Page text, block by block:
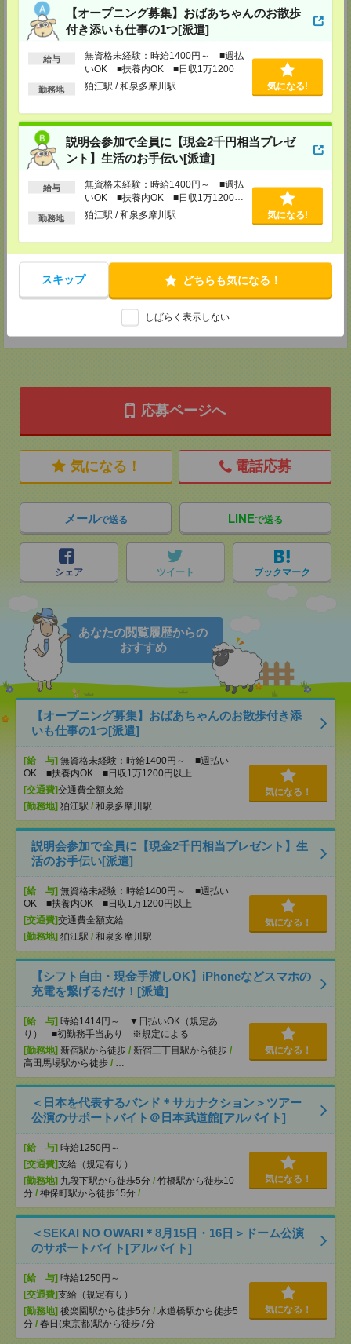
【オープニング募集】おばあちゃんのお散歩
付き添いも仕事の1つ[派遣]
給与
無資格未経験：時給1400円～ ■週払
いOK ■扶養内OK ■日収1万1200円
以上
勤務地 狛江駅 / 和泉多摩川駅 気になる!
説明会参加で全員に【現金2千円相当プレゼ
ント】生活のお手伝い[派遣]
給与
無資格未経験：時給1400円～ ■週払
いOK ■扶養内OK ■日収1万1200円
以上
勤務地 狛江駅 / 和泉多摩川駅 気になる!
スキップ どちらも気になる！
しばらく表示しない
東京都新宿区新宿2-3-10 新宿御苑ビル6階
TEL：0120-457-235
MAIL：tenshoku@nikken-ts.jp
担当：採用担当
メディカルケア事業部 立川事業所
東京都立川市錦町1-12-14
TEL：0120-934-200
メディカルケア事業部 町田オフィス
東京都町田市森野1-7-23 大樹生命町田ビル6F
TEL：0120-453-285
tenshoku@nikken-ts.jp
担当：採用担当
メディカルケア事業部 横浜オフィス
2F B区画
TEL：0120-901-799
MAIL：
tenshoku@nikken-ts.jp
担当：採用担当
登録交通費
★今ならご来社登録でQUOカード2000円分をプレゼント中★
応募ページへ
気になる！ 電話応募
メールで送る LINEで送る
シェア ツイート ブックマーク
あなたの閲覧履歴からの
おすすめ
【オープニング募集】おばあちゃんのお散歩付き添
いも仕事の1つ[派遣]
[給 与] 無資格未経験：時給1400円～ ■週払い
OK ■扶養内OK ■日収1万1200円以上
[交通費]交通費全額支給
[勤務地] 狛江駅 / 和泉多摩川駅
気になる！
説明会参加で全員に【現金2千円相当プレゼント】生
活のお手伝い[派遣]
[給 与] 無資格未経験：時給1400円～ ■週払い
OK ■扶養内OK ■日収1万1200円以上
[交通費]交通費全額支給
[勤務地] 狛江駅 / 和泉多摩川駅
気になる！
【シフト自由・現金手渡しOK】iPhoneなどスマホの
充電を繋げるだけ！[派遣]
[給 与] 時給1414円～ ▼日払いOK（規定あ
り） ■初勤務手当あり ※規定による
[勤務地] 新宿駅から徒歩 / 新宿三丁目駅から徒歩 /
高田馬場駅から徒歩 / …
気になる！
＜日本を代表するバンド＊サカナクション＞ツアー
公演のサポートバイト＠日本武道館[アルバイト]
[給 与] 時給1250円～
[交通費]支給（規定有り）
[勤務地] 九段下駅から徒歩5分 / 竹橋駅から徒歩10
分 / 神保町駅から徒歩15分 / …
気になる！
＜SEKAI NO OWARI＊8月15日・16日＞ドーム公演
のサポートバイト[アルバイト]
[給 与] 時給1250円～
[交通費]支給（規定有り）
[勤務地] 後楽園駅から徒歩5分 / 水道橋駅から徒歩5
分 / 春日(東京都)駅から徒歩7分
気になる！